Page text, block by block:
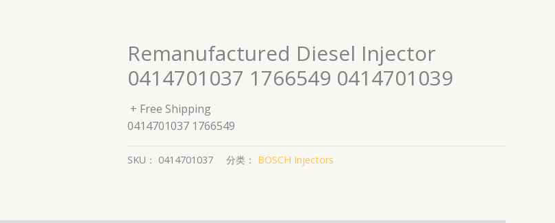
Remanufactured Diesel Injector
0414701037 1766549 0414701039
+ Free Shipping
0414701037 1766549
SKU： 0414701037 分类： BOSCH Injectors